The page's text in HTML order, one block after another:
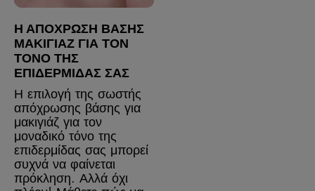
Η ΑΠΌΧΡΩΣΗ ΒΆΣΗΣ
ΜΑΚΙΓΙΆΖ ΓΙΑ ΤΟΝ
ΤΌΝΟ ΤΗΣ
ΕΠΙΔΕΡΜΊΔΑΣ ΣΑΣ
Η επιλογή της σωστής
απόχρωσης βάσης για
μακιγιάζ για τον
μοναδικό τόνο της
επιδερμίδας σας μπορεί
συχνά να φαίνεται
πρόκληση. Αλλά όχι